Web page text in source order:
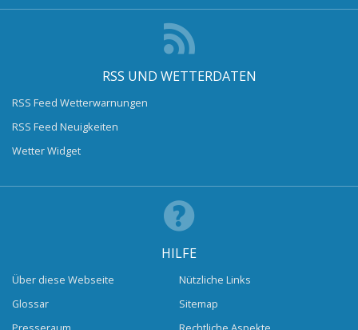
RSS UND WETTERDATEN
RSS Feed Wetterwarnungen
RSS Feed Neuigkeiten
Wetter Widget
HILFE
Über diese Webseite
Glossar
Nützliche Links
Sitemap